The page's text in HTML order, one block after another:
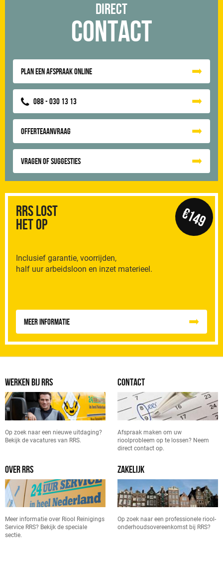
Direct
Contact
Plan een afspraak online
088 - 030 13 13
Offerteaanvraag
Vragen of suggesties
RRS Lost
het op
Inclusief garantie, voorrijden,
half uur arbeidsloon en inzet materieel.
€149
Meer informatie
WERKEN BIJ RRS
Op zoek naar een nieuwe uitdaging?
Bekijk de vacatures van RRS.
CONTACT
Afspraak maken om uw
rioolprobleem op te lossen? Neem
direct contact op.
OVER RRS
Meer informatie over Riool Reinigings
Service RRS? Bekijk de speciale
sectie.
ZAKELIJK
Op zoek naar een professionele riool-
onderhoudsovereenkomst bij RRS?